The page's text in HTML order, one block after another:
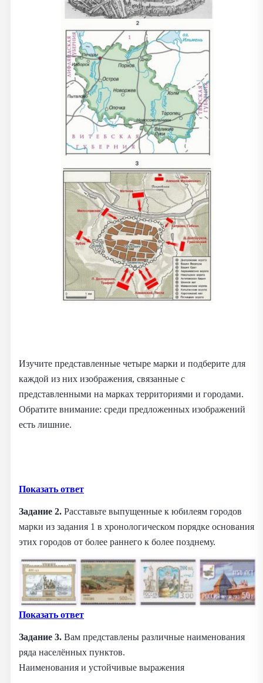
Изучите представленные четыре марки и подберите для
каждой из них изображения, связанные с
представленными на марках территориями и городами.
Обратите внимание: среди предложенных изображений
есть лишние.
Показать ответ
Задание 2. Расставьте выпущенные к юбилеям городов
марки из задания 1 в хронологическом порядке основания
этих городов от более раннего к более позднему.
Показать ответ
Задание 3. Вам представлены различные наименования
ряда населённых пунктов.
Наименования и устойчивые выражения